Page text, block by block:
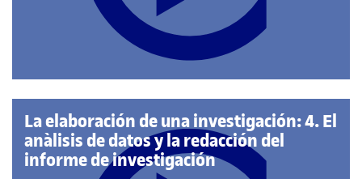
La elaboración de una investigación: 4. El
anàlisis de datos y la redacción del
informe de investigación